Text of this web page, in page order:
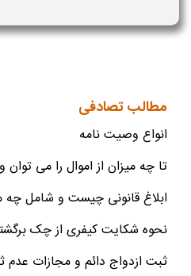
مطالب تصادفی
انواع وصیت نامه
تا چه میزان از اموال را می
ابلاغ قانونی چیست و شامل
نحوه شکایت کیفری از چک
ثبت ازدواج دائم و مجازات عدم